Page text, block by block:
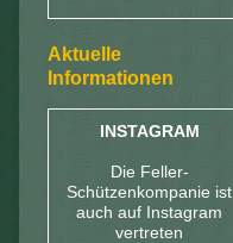
Aktuelle
Informationen
INSTAGRAM
Die Feller-
Schützenkompanie ist
auch auf Instagram
vertreten